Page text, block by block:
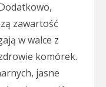
zawartość
w walce z
komórek.
jasne